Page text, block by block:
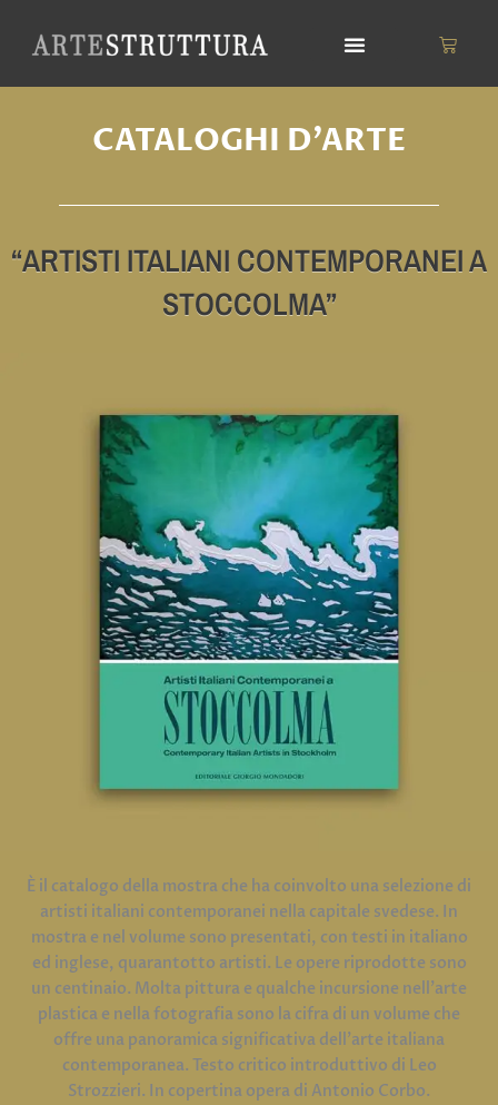
CATALOGHI D'ARTE
“ARTISTI ITALIANI CONTEMPORANEI A
STOCCOLMA”
È il catalogo della mostra che ha coinvolto una selezione di
artisti italiani contemporanei nella capitale svedese. In
mostra e nel volume sono presentati, con testi in italiano
ed inglese, quarantotto artisti. Le opere riprodotte sono
un centinaio. Molta pittura e qualche incursione nell’arte
plastica e nella fotografia sono la cifra di un volume che
offre una panoramica significativa dell’arte italiana
contemporanea. Testo critico introduttivo di Leo
Strozzieri. In copertina opera di Antonio Corbo.